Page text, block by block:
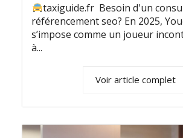
taxiguide.fr Besoin d'un
référencement seo? En 2025,
s’impose comme un joueur
à...
Voir article complet